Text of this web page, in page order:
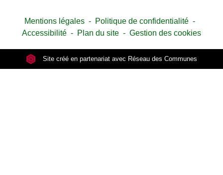
Mentions légales - Politique de confidentialité -
Accessibilité - Plan du site - Gestion des cookies
Site créé en partenariat avec Réseau des Communes